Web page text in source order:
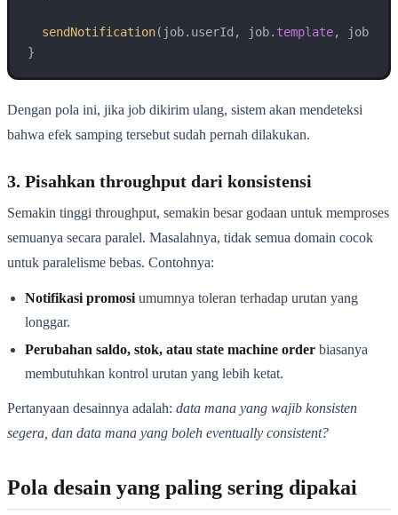
sendNotification(job.userId, job. template,
}
Dengan pola ini, jika job dikirim ulang, sistem akan mendeteksi
bahwa efek samping tersebut sudah pernah dilakukan.
3. Pisahkan throughput dari konsistensi
Semakin tinggi throughput, semakin besar godaan untuk memproses
semuanya secara paralel. Masalahnya, tidak semua domain cocok
untuk paralelisme bebas. Contohnya:
Notifikasi promosi umumnya toleran terhadap urutan yang
longgar.
Perubahan saldo, stok, atau state machine order biasanya
membutuhkan kontrol urutan yang lebih ketat.
Pertanyaan desainnya adalah: data mana yang wajib konsisten
segera, dan data mana yang boleh eventually consistent?
Pola desain yang paling sering dipakai